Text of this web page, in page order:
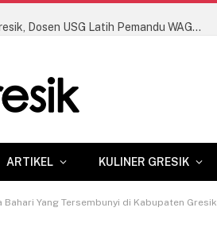
Dongkrak Kualitas Wisata Gresik, Dosen USG Latih Pemandu WAGOS Bahasa Inggris hingga Terbitkan Buku Saku Ber-HKI
ARTIKEL KULINER GRESIK
Bahari Yang Tersembunyi di Kabupaten Gresik